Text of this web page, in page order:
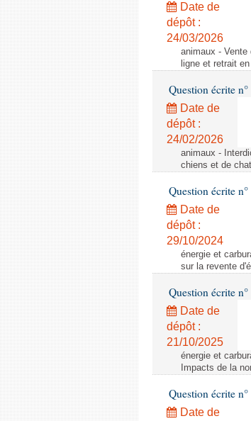
Date de
dépôt :
24/03/2026
animaux -
ligne et retrait
Question écrite
Date de
dépôt :
24/02/2026
animaux -
chiens et de
Question écrite
Date de
dépôt :
29/10/2024
énergie et
sur la revente
Question écrite
Date de
dépôt :
21/10/2025
énergie et
Impacts de la
Question écrite
Date de